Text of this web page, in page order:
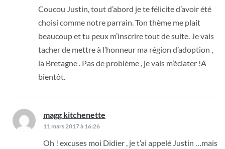
Coucou Justin, tout d’abord je te félicite d’avoir été
choisi comme notre parrain. Ton thème me plait
beaucoup et tu peux m’inscrire tout de suite. Je vais
tacher de mettre à l’honneur ma région d’adoption ,
la Bretagne . Pas de problème , je vais m’éclater !A
bientôt.
magg kitchenette
11 mars 2017 à 16:26
Oh ! excuses moi Didier , je t’ai appelé Justin …mais